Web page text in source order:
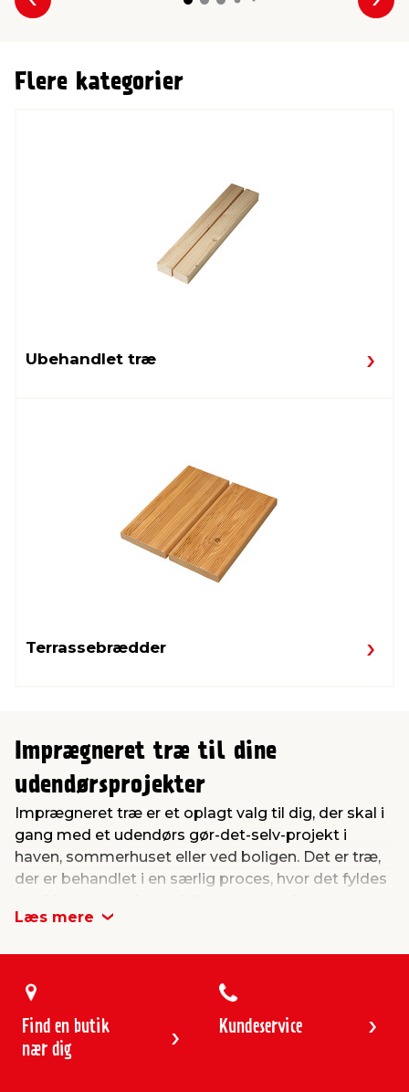
Forrige
Flere kategorier
Ubehandlet træ
Terrassebrædder
Imprægneret træ til dine
udendørsprojekter
Imprægneret træ er et oplagt valg til dig, der skal i
gang med et udendørs gør-det-selv-projekt i
haven, sommerhuset eller ved boligen. Det er træ,
der er behandlet i en særlig proces, hvor det fyldes
modstandsdygtigt over for fugt og råd. Derfor
fx skure, terrasser, hegn, carporte og
Når du vælger imprægneret træ, får du et
Læs mere
Find en butik
nær dig
Kundeservice